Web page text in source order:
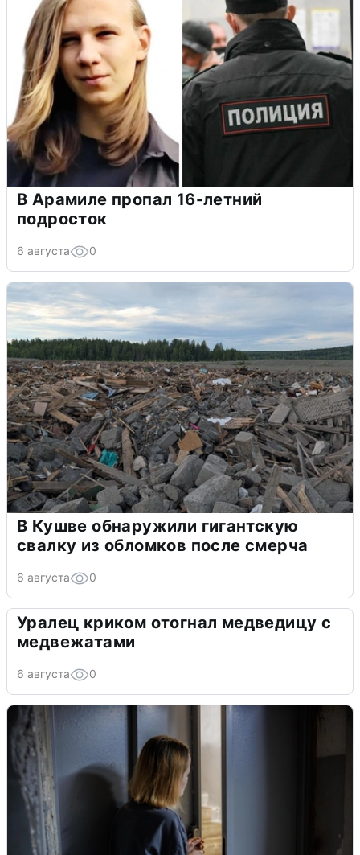
В Арамиле пропал 16-летний
подросток
6 августа 0
В Кушве обнаружили гигантскую
свалку из обломков после смерча
6 августа 0
Уралец криком отогнал медведицу с
медвежатами
6 августа 0